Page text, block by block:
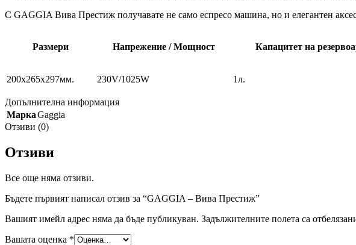
С GAGGIA Вива Престиж получавате не само еспресо машина, но и елегантен
Размери Напрежение / Мощност Капацитет на
200x265x297мм. 230V/1025W 1л.
Допълнителна информация
МаркаGaggia
Отзиви (0)
Отзиви
Все още няма отзиви.
Бъдете първият написал отзив за “GAGGIA – Вива Престиж”
Вашият имейл адрес няма да бъде публикуван. Задължителните полета са
Вашата оценка *